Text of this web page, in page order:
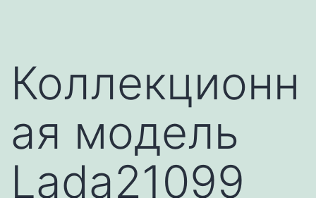
Коллекционн
ая модель
Lada21099